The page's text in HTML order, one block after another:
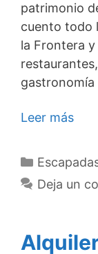
patrimonio
cuento todo
la Frontera
gastronomía
Leer más
Deja un